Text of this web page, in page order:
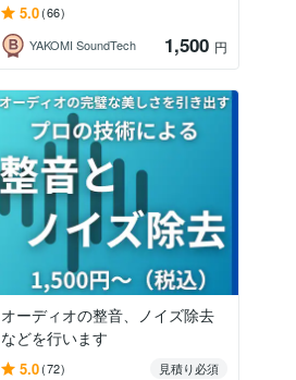
5.0(66)
YAKOMI SoundTech
1,500 円
オーディオの整音、ノイズ除去
などを行います
5.0(72)
見積り必須